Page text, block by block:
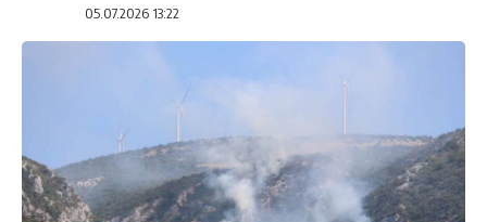
05.07.2026 13:22